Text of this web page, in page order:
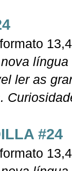
ler as
#24